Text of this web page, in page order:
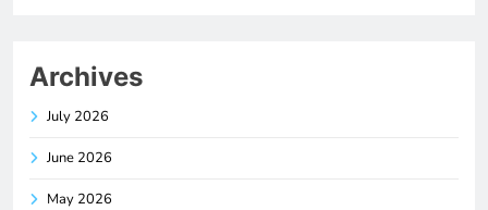
Archives
July 2026
June 2026
May 2026